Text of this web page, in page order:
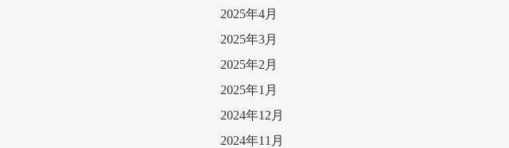
2025年4月
2025年3月
2025年2月
2025年1月
2024年12月
2024年11月